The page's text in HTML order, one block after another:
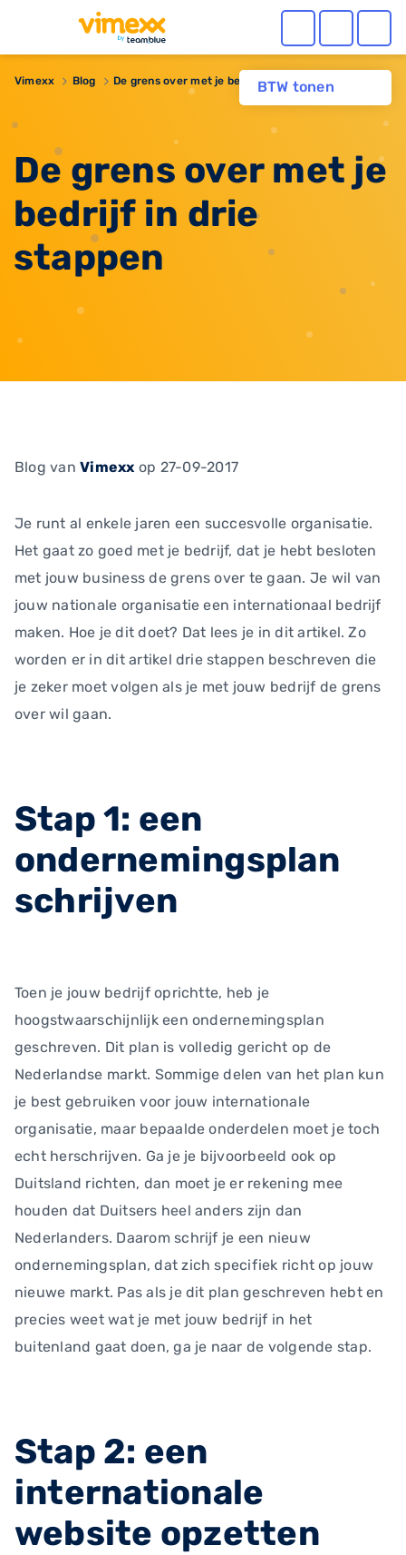
BTW tonen
Vimexx Blog De grens over met je bedrijf in drie stappen
De grens over met je
bedrijf in drie
stappen
Blog vanVimexx op 27-09-2017
Je runt al enkele jaren een succesvolle organisatie.
Het gaat zo goed met je bedrijf, dat je hebt besloten
met jouw business de grens over te gaan. Je wil van
jouw nationale organisatie een internationaal bedrijf
maken. Hoe je dit doet? Dat lees je in dit artikel. Zo
worden er in dit artikel drie stappen beschreven die
je zeker moet volgen als je met jouw bedrijf de grens
over wil gaan.
Stap 1: een
ondernemingsplan
schrijven
Toen je jouw bedrijf oprichtte, heb je
hoogstwaarschijnlijk een ondernemingsplan
geschreven. Dit plan is volledig gericht op de
Nederlandse markt. Sommige delen van het plan kun
je best gebruiken voor jouw internationale
organisatie, maar bepaalde onderdelen moet je toch
echt herschrijven. Ga je je bijvoorbeeld ook op
Duitsland richten, dan moet je er rekening mee
houden dat Duitsers heel anders zijn dan
Nederlanders. Daarom schrijf je een nieuw
ondernemingsplan, dat zich specifiek richt op jouw
nieuwe markt. Pas als je dit plan geschreven hebt en
precies weet wat je met jouw bedrijf in het
buitenland gaat doen, ga je naar de volgende stap.
Stap 2: een
internationale
website opzetten